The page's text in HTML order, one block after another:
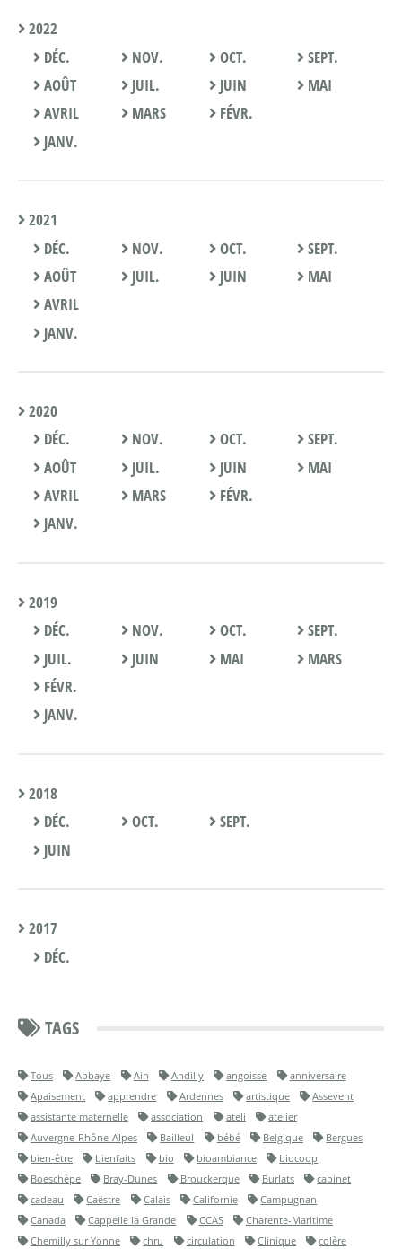
2022
DÉC.
NOV. OCT.
SEPT.
AOÛT
JUIL. JUIN
MAI
AVRIL
MARS
FÉVR.
JANV.
2021
DÉC.
NOV. OCT.
SEPT.
AOÛT
JUIL. JUIN
MAI
AVRIL
JANV.
2020
DÉC.
NOV. OCT.
SEPT.
AOÛT
JUIL. JUIN
MAI
AVRIL
MARS
FÉVR.
JANV.
2019
DÉC.
NOV. OCT.
SEPT.
JUIL.
JUIN MAI
MARS
FÉVR.
JANV.
2018
DÉC.
OCT.
SEPT.
JUIN
2017
DÉC.
TAGS
Tous Abbaye Ain Andilly angoisse
anniversaire
Apaisement
apprendre Ardennes artistique
Assevent
assistante maternelle
association ateli
atelier
Auvergne-Rhône-Alpes
Bailleul bébé Belgique
Bergues
bien-être
bienfaits bio bioambiance
biocoop
Boeschèpe
Bray-Dunes Brouckerque Burlats
cabinet
cadeau
Caëstre Calais Californie
Campugnan
Canada
Cappelle la Grande CCAS
Charente-Maritime
Chemilly sur Yonne
chru circulation Clinique
colère